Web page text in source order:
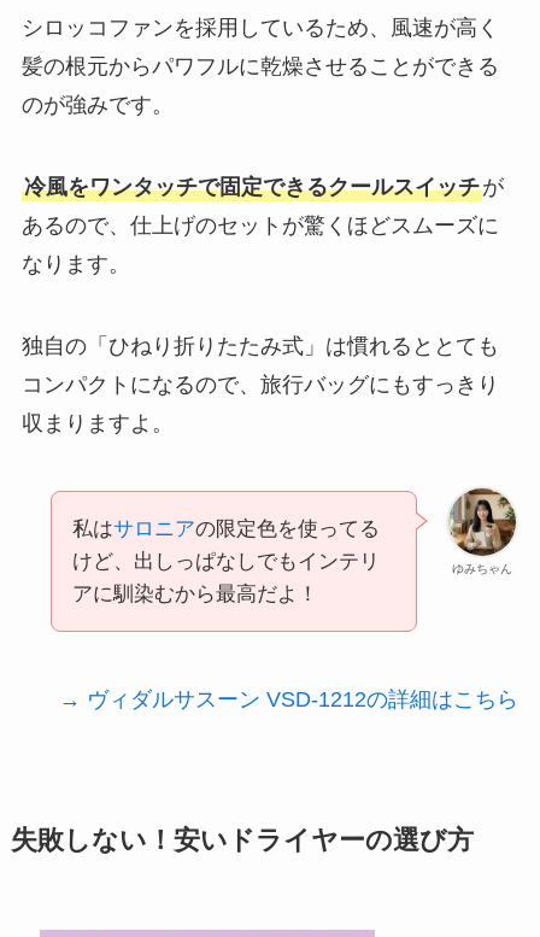
シロッコファンを採用しているため、風速が高く
髪の根元からパワフルに乾燥させることができる
のが強みです。
冷風をワンタッチで固定できるクールスイッチが
あるので、仕上げのセットが驚くほどスムーズに
なります。
独自の「ひねり折りたたみ式」は慣れるととても
コンパクトになるので、旅行バッグにもすっきり
収まりますよ。
ゆみちゃん
私はサロニアの限定色を使ってる
けど、出しっぱなしでもインテリ
アに馴染むから最高だよ！
→ ヴィダルサスーン VSD-1212の詳細はこちら
失敗しない！安いドライヤーの選び方